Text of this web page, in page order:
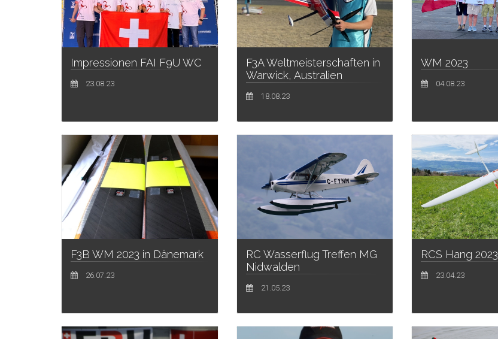
Impressionen FAI F9U WC
23.08.23
F3A Weltmeisterschaften in
Warwick, Australien
18.08.23
WM 2023
04.08.23
F3B WM 2023 in Dänemark
26.07.23
RC Wasserflug Treffen MG
Nidwalden
21.05.23
RCS Hang 2023
23.04.23